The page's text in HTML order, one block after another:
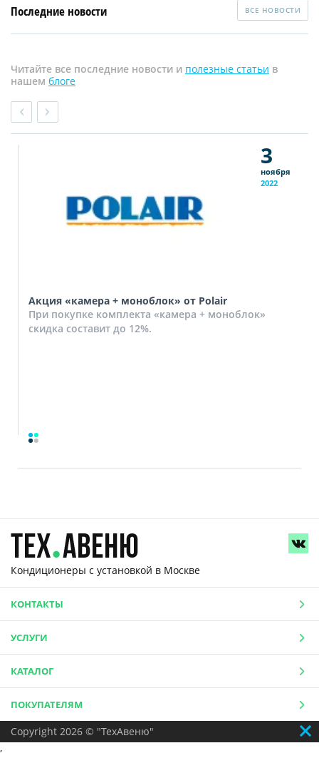
Последние новости ВСЕ НОВОСТИ
Читайте все последние новости и полезные статьи в
нашем блоге
3
ноября
2022
Акция «камера + моноблок» от Polair
При покупке комплекта «камера + моноблок»
скидка составит до 12%.
Кондиционеры с установкой в Москве
КОНТАКТЫ
УСЛУГИ
КАТАЛОГ
ПОКУПАТЕЛЯМ
Copyright 2026 © "ТехАвеню"
,